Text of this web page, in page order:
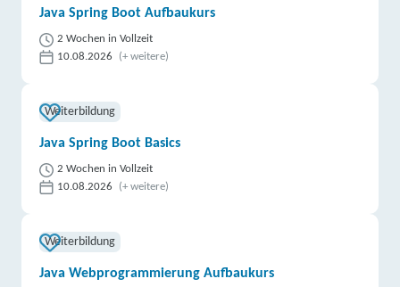
Java Spring Boot Aufbaukurs
2 Wochen in Vollzeit
10.08.2026
(+ weitere)
Weiterbildung
Java Spring Boot Basics
2 Wochen in Vollzeit
10.08.2026
(+ weitere)
Weiterbildung
Java Webprogrammierung Aufbaukurs